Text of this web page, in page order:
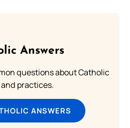
Answers
questions about Catholic
practices.
ANSWERS